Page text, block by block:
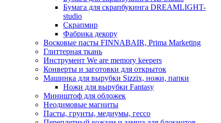
Бумага для скрапбукинга DREAMLIGHT-
studio
Скрапмир
Фабрика декору
Восковые пасты FINNABAIR, Prima Marketing
Глиттерная ткань
Инструмент We are memory keepers
Конверты и заготовки для открыток
Машинка для вырубки Sizzix, ножи, папки
Ножи для вырубки Fantasy
Миништоф для обложек
Неодимовые магниты
Пасты, грунты, медиумы, гессо